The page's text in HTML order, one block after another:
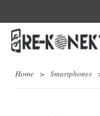
Home > Smartphones